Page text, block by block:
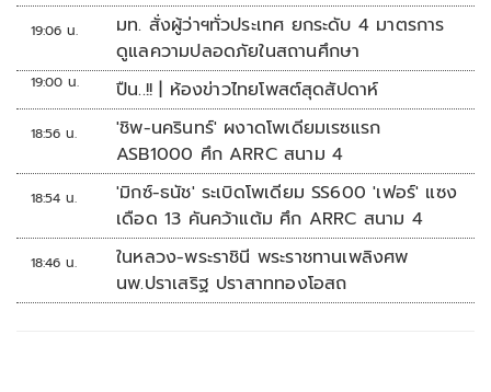
19:06 น.
มท. สั่งผู้ว่าฯทั่วประเทศ ยกระดับ 4 มาตรการ
ดูแลความปลอดภัยในสถานศึกษา
19:00 น. ปืน..!! | ห้องข่าวไทยโพสต์สุดสัปดาห์
18:56 น.
'ชิพ-นครินทร์' ผงาดโพเดียมเรซแรก
ASB1000 ศึก ARRC สนาม 4
18:54 น.
'มิกซ์-ธนัช' ระเบิดโพเดียม SS600 'เฟอร์' แซง
เดือด 13 คันคว้าแต้ม ศึก ARRC สนาม 4
18:46 น.
ในหลวง-พระราชินี พระราชทานเพลิงศพ
นพ.ปราเสริฐ ปราสาททองโอสถ